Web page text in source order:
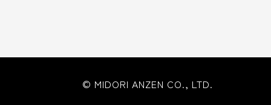
© MIDORI ANZEN CO., LTD.